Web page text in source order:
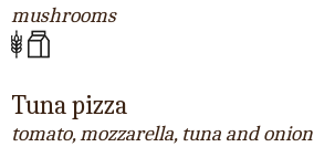
mushrooms
Tuna pizza
tomato, mozzarella, tuna and onion